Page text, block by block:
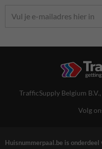
TrafficSupply Belgium B.V.,
Volg
Huisnummerpaal.be is